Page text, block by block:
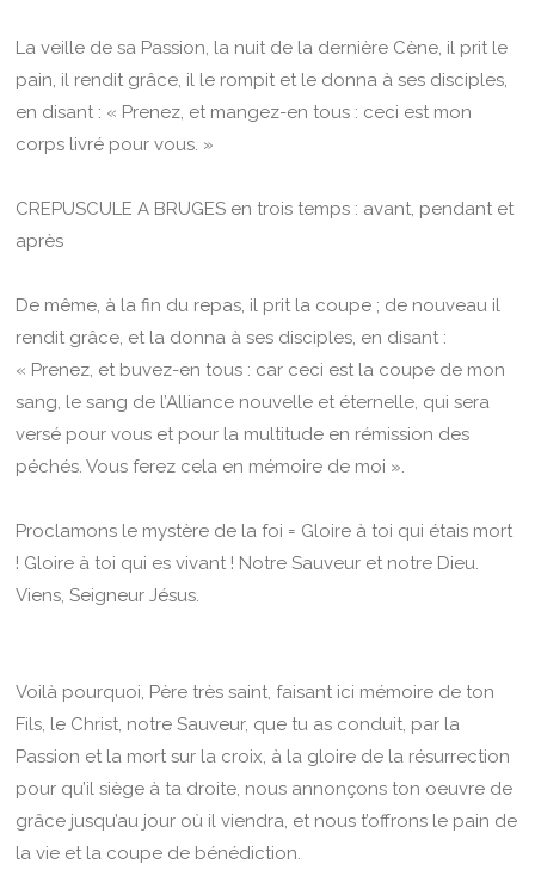
La veille de sa Passion, la nuit de la dernière Cène, il prit le
pain, il rendit grâce, il le rompit et le donna à ses disciples,
en disant : « Prenez, et mangez-en tous : ceci est mon
corps livré pour vous. »
CREPUSCULE A BRUGES en trois temps : avant, pendant et
après
De même, à la fin du repas, il prit la coupe ; de nouveau il
rendit grâce, et la donna à ses disciples, en disant :
« Prenez, et buvez-en tous : car ceci est la coupe de mon
sang, le sang de l’Alliance nouvelle et éternelle, qui sera
versé pour vous et pour la multitude en rémission des
péchés. Vous ferez cela en mémoire de moi ».
Proclamons le mystère de la foi = Gloire à toi qui étais mort
! Gloire à toi qui es vivant ! Notre Sauveur et notre Dieu.
Viens, Seigneur Jésus.
Voilà pourquoi, Père très saint, faisant ici mémoire de ton
Fils, le Christ, notre Sauveur, que tu as conduit, par la
Passion et la mort sur la croix, à la gloire de la résurrection
pour qu’il siège à ta droite, nous annonçons ton oeuvre de
grâce jusqu’au jour où il viendra, et nous t’offrons le pain de
la vie et la coupe de bénédiction.